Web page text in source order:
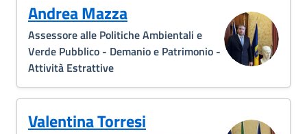
Andrea Mazza
Assessore alle Politiche Ambientali e
Verde Pubblico - Demanio e Patrimonio -
Attività Estrattive
Valentina Torresi